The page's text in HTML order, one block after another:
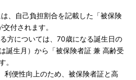
自己負担割合を記載した「被保険
付されます。
については、70歳になる誕生日の
誕生月）から「被保険者証 兼 高齢受
。
便性向上のため、被保険者証と高